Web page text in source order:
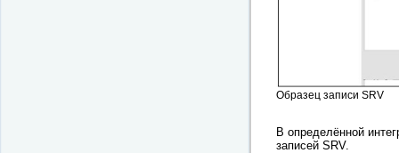
Образец записи SRV
В определённой
записей SRV.